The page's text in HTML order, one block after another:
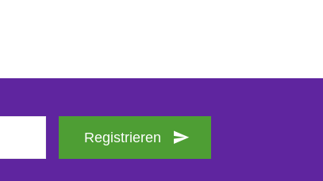
Registrieren